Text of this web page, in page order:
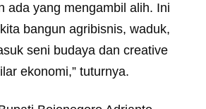
ada yang mengambil alih. Ini
bangun agribisnis, waduk,
seni budaya dan creative
ekonomi,” tuturnya.